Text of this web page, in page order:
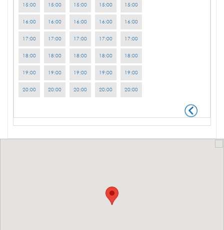
15:00
16:00
17:00
18:00
19:00
20:00
15:00
16:00
17:00
18:00
19:00
20:00
15:00
16:00
17:00
18:00
19:00
20:00
15:00
16:00
17:00
18:00
19:00
20:00
15:00
16:00
17:00
18:00
19:00
20:00